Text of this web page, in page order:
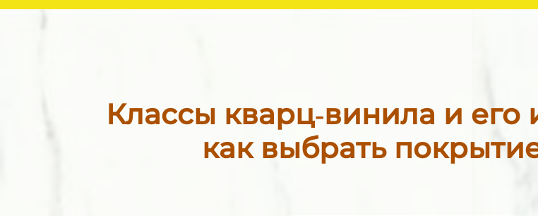
Классы кварц‑винила и его
как выбрать